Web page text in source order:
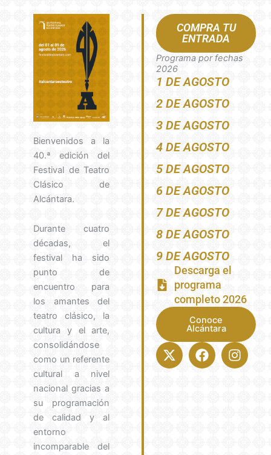
Bienvenidos a la
40.ª edición del
Festival de Teatro
Clásico de
Alcántara.
Durante cuatro
décadas, el
festival ha sido
punto de
encuentro para
los amantes del
teatro clásico, la
cultura y el arte,
consolidándose
como un referente
cultural a nivel
nacional gracias a
su programación
de calidad y al
entorno
incomparable del
COMPRA TU
ENTRADA
Programa por fechas
2026
1 DE AGOSTO
2 DE AGOSTO
3 DE AGOSTO
4 DE AGOSTO
5 DE AGOSTO
6 DE AGOSTO
7 DE AGOSTO
8 DE AGOSTO
9 DE AGOSTO
Descarga el
programa
completo 2026
Conoce
Alcántara
X-
twitter
Facebook